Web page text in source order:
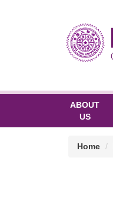
ABOUT
US
Home